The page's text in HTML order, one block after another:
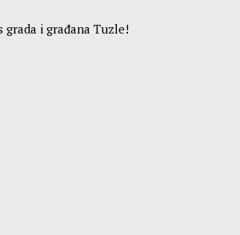
grada i građana Tuzle!